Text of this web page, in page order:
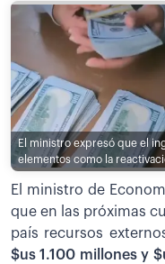
El ministro expresó que el
elementos como la
El ministro de
que en las próximas
país recursos
$us 1.100 millones y